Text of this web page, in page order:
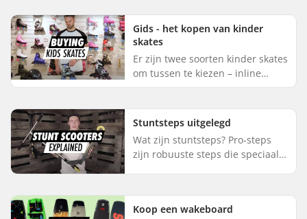
Gids - het kopen van kinder
skates
Er zijn twee soorten kinder skates
om tussen te kiezen – inline
skates en rolschaatsen. Veel
verstelbaar en hebben een
Stuntsteps uitgelegd
Wat zijn stuntsteps? Pro-steps
zijn robuuste steps die speciaal
oog op duurzaamheid, hebben ...
Koop een wakeboard